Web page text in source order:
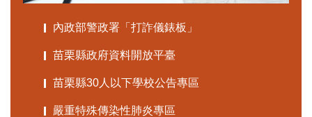
內政部警政署「打詐儀錶板」
苗栗縣政府資料開放平臺
苗栗縣30人以下學校公告專區
嚴重特殊傳染性肺炎專區